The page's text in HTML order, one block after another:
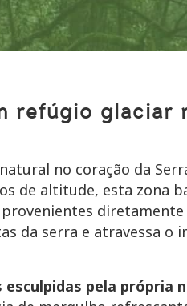
refúgio glaciar
no coração da
de altitude, esta zona
diretamente
da serra e atravessa o
pela própria